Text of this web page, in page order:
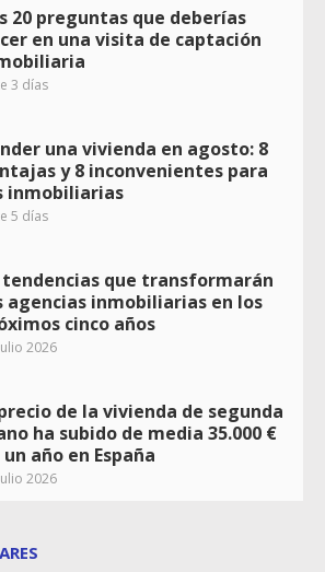
20 preguntas que deberías
en una visita de captación
3 días
una vivienda en agosto: 8
y 8 inconvenientes para
inmobiliarias
5 días
tendencias que transformarán
agencias inmobiliarias en los
cinco años
2026
de la vivienda de segunda
ha subido de media 35.000 €
un año en España
2026